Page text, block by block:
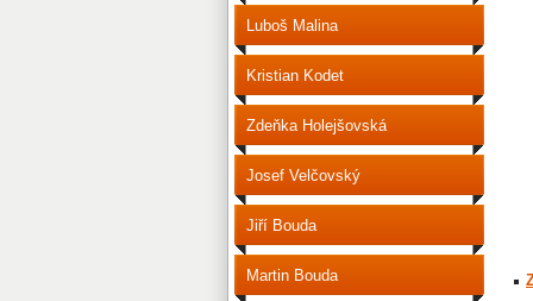
Luboš Malina
Kristian Kodet
Zdeňka Holejšovská
Josef Velčovský
Jiří Bouda
Martin Bouda